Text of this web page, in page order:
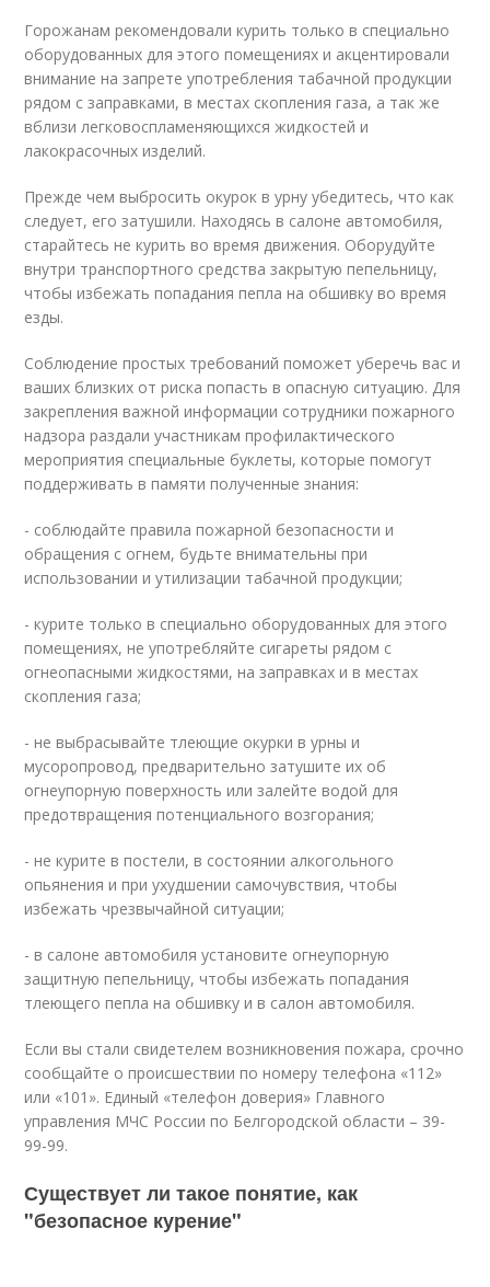
Горожанам рекомендовали курить только в специально
оборудованных для этого помещениях и акцентировали
внимание на запрете употребления табачной продукции
рядом с заправками, в местах скопления газа, а так же
вблизи легковоспламеняющихся жидкостей и
лакокрасочных изделий.
Прежде чем выбросить окурок в урну убедитесь, что как
следует, его затушили. Находясь в салоне автомобиля,
старайтесь не курить во время движения. Оборудуйте
внутри транспортного средства закрытую пепельницу,
чтобы избежать попадания пепла на обшивку во время
езды.
Соблюдение простых требований поможет уберечь вас и
ваших близких от риска попасть в опасную ситуацию. Для
закрепления важной информации сотрудники пожарного
надзора раздали участникам профилактического
мероприятия специальные буклеты, которые помогут
поддерживать в памяти полученные знания:
- соблюдайте правила пожарной безопасности и
обращения с огнем, будьте внимательны при
использовании и утилизации табачной продукции;
- курите только в специально оборудованных для этого
помещениях, не употребляйте сигареты рядом с
огнеопасными жидкостями, на заправках и в местах
скопления газа;
- не выбрасывайте тлеющие окурки в урны и
мусоропровод, предварительно затушите их об
огнеупорную поверхность или залейте водой для
предотвращения потенциального возгорания;
- не курите в постели, в состоянии алкогольного
опьянения и при ухудшении самочувствия, чтобы
избежать чрезвычайной ситуации;
- в салоне автомобиля установите огнеупорную
защитную пепельницу, чтобы избежать попадания
тлеющего пепла на обшивку и в салон автомобиля.
Если вы стали свидетелем возникновения пожара, срочно
сообщайте о происшествии по номеру телефона «112»
или «101». Единый «телефон доверия» Главного
управления МЧС России по Белгородской области – 39-
99-99.
Существует ли такое понятие, как
"безопасное курение"